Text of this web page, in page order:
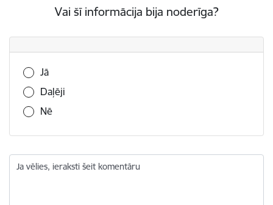
Vai šī informācija bija noderīga?
Vai šī informācija bija noderīga?
Jā
Daļēji
Nē
Ja vēlies, ieraksti šeit komentāru